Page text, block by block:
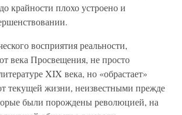
крайности плохо устроено и
восприятия реальности,
века Просвещения, не просто
XIX века, но «обрастает»
текущей жизни, неизвестными прежде
были порождены революцией, на